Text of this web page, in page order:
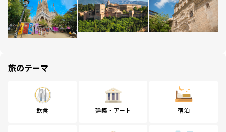
旅のテーマ
飲食 建築・アート 宿泊